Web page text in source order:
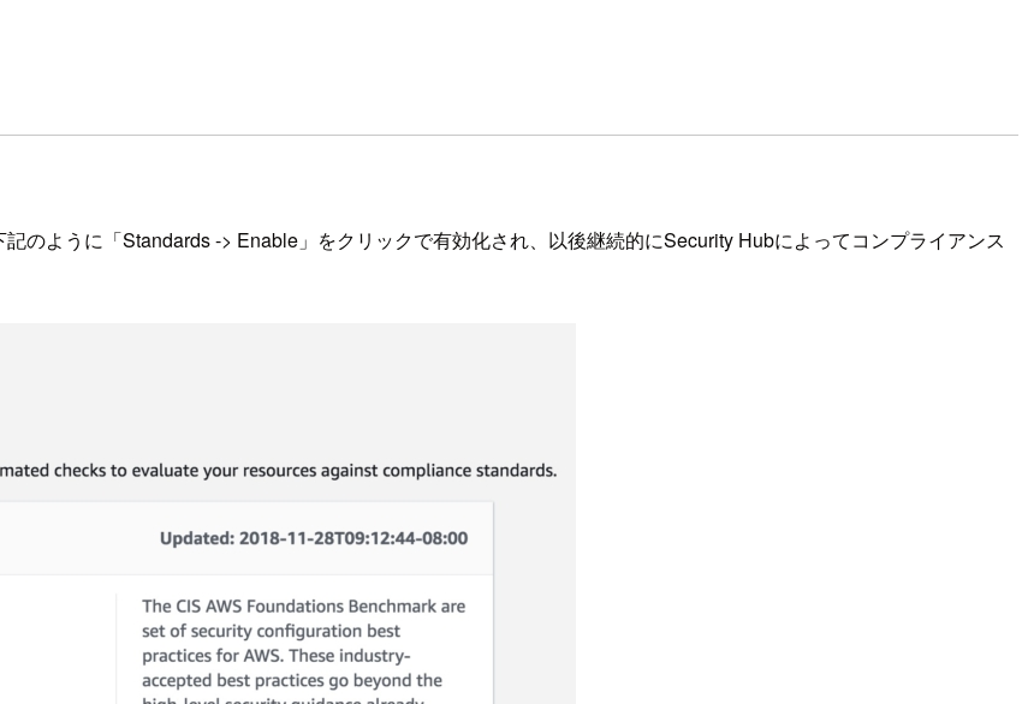
のように「Standards -> Enable」をクリックで有効化され、以後継続的にSecurity Hubによってコンプライアンス